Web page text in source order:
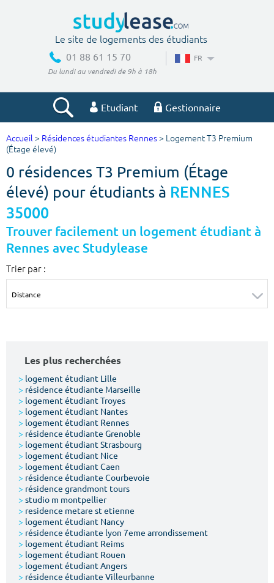
Le site de logements des étudiants
01 88 61 15 70
Du lundi au vendredi de 9h à 18h
FR
Etudiant Gestionnaire
Votre recherche
Ville, école
Budget min
€
Budget max
m² m²
Votre date d'entrée
Chercher
Accueil > Résidences étudiantes Rennes > Logement T3 Premium
(Étage élevé)
0 résidences T3 Premium (Étage
élevé) pour étudiants à RENNES
35000
Trouver facilement un logement étudiant à
Rennes avec Studylease
Trier par :
Les plus recherchées
> logement étudiant Lille
> résidence étudiante Marseille
> logement étudiant Troyes
> logement étudiant Nantes
> logement étudiant Rennes
> résidence étudiante Grenoble
> logement étudiant Strasbourg
> logement étudiant Nice
> logement étudiant Caen
> résidence étudiante Courbevoie
> résidence grandmont tours
> studio m montpellier
> residence metare st etienne
> logement étudiant Nancy
> résidence étudiante lyon 7eme arrondissement
> logement étudiant Reims
> logement étudiant Rouen
> logement étudiant Angers
> résidence étudiante Villeurbanne